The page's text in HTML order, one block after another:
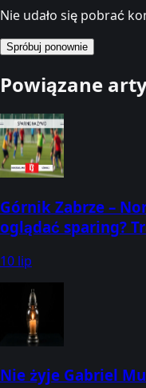
Nie udało się pobrać
Spróbuj ponownie
Powiązane
Górnik Zabrze –
oglądać sparing?
10 lip
Nie żyje Gabriel